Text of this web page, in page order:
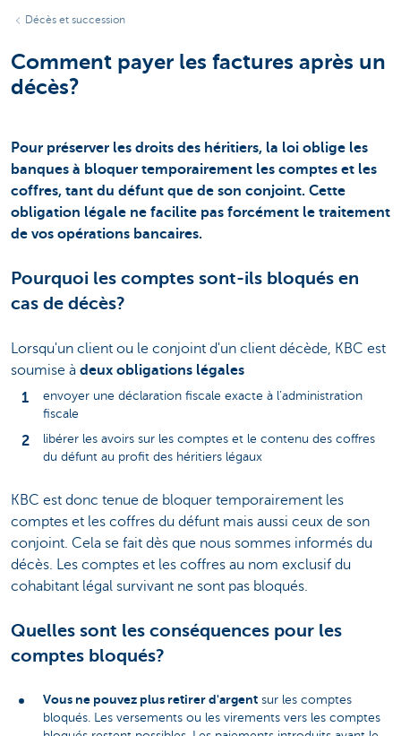
Décès et succession
Comment payer les factures après un
décès?
Pour préserver les droits des héritiers, la loi oblige les
banques à bloquer temporairement les comptes et les
coffres, tant du défunt que de son conjoint. Cette
obligation légale ne facilite pas forcément le traitement
de vos opérations bancaires.
Pourquoi les comptes sont-ils bloqués en
cas de décès?
Lorsqu'un client ou le conjoint d'un client décède, KBC est
soumise à deux obligations légales
envoyer une déclaration fiscale exacte à l’administration
fiscale
libérer les avoirs sur les comptes et le contenu des coffres
du défunt au profit des héritiers légaux
KBC est donc tenue de bloquer temporairement les
comptes et les coffres du défunt mais aussi ceux de son
conjoint. Cela se fait dès que nous sommes informés du
décès. Les comptes et les coffres au nom exclusif du
cohabitant légal survivant ne sont pas bloqués.
Quelles sont les conséquences pour les
comptes bloqués?
Vous ne pouvez plus retirer d'argent sur les comptes
bloqués. Les versements ou les virements vers les comptes